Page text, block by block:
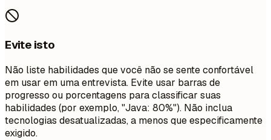
Evite isto
Não liste habilidades que você não se sente confortável
em usar em uma entrevista. Evite usar barras de
progresso ou porcentagens para classificar suas
habilidades (por exemplo, "Java: 80%"). Não inclua
tecnologias desatualizadas, a menos que especificamente
exigido.